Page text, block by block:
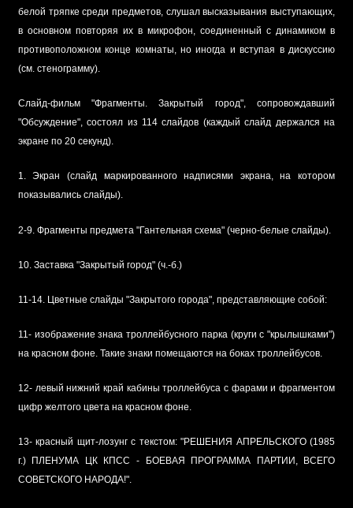
белой тряпке среди предметов, слушал высказывания выступающих,
в основном повторяя их в микрофон, соединенный с динамиком в
противоположном конце комнаты, но иногда и вступая в дискуссию
(см. стенограмму).
Слайд-фильм "Фрагменты. Закрытый город", сопровождавший
"Обсуждение", состоял из 114 слайдов (каждый слайд держался на
экране по 20 секунд).
1. Экран (слайд маркированного надписями экрана, на котором
показывались слайды).
2-9. Фрагменты предмета "Гантельная схема" (черно-белые слайды).
10. Заставка "Закрытый город" (ч.-б.)
11-14. Цветные слайды "Закрытого города", представляющие собой:
11- изображение знака троллейбусного парка (круги с "крылышками")
на красном фоне. Такие знаки помещаются на боках троллейбусов.
12- левый нижний край кабины троллейбуса с фарами и фрагментом
цифр желтого цвета на красном фоне.
13- красный щит-лозунг с текстом: "РЕШЕНИЯ АПРЕЛЬСКОГО (1985
г.) ПЛЕНУМА ЦК КПСС - БОЕВАЯ ПРОГРАММА ПАРТИИ, ВСЕГО
СОВЕТСКОГО НАРОДА!".